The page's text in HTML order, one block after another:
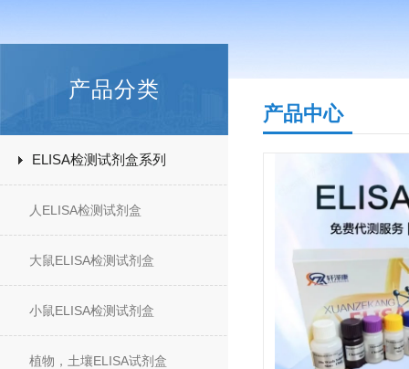
产品分类
ELISA检测试剂盒系列
人ELISA检测试剂盒
大鼠ELISA检测试剂盒
小鼠ELISA检测试剂盒
植物，土壤ELISA试剂盒
产品中心